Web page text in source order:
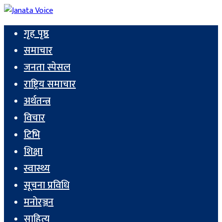
गृह पृष्ठ
समाचार
जनता स्पेसल
राष्ट्रिय समाचार
अर्थतन्त्र
विचार
टिभि
शिक्षा
स्वास्थ्य
सूचना प्रविधि
मनोरञ्जन